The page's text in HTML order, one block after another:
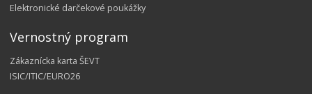
Elektronické darčekové poukážky
Vernostný program
Zákaznícka karta ŠEVT
ISIC/ITIC/EURO26